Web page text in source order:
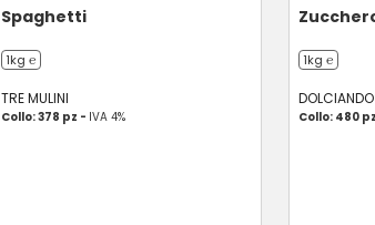
Spaghetti
1kg ℮
TRE MULINI
Collo: 378 pz - IVA 4%
1kg ℮
DOLCIANDO
Collo: 480